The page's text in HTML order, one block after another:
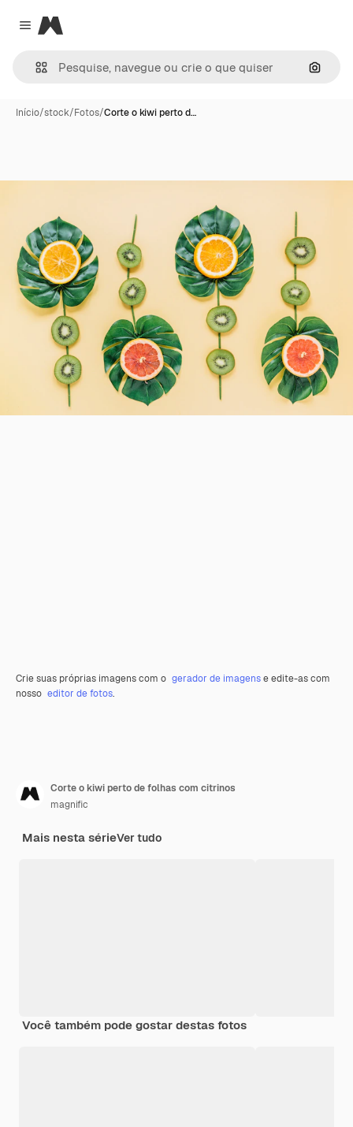
Close menu
Magnific
Início/stock/Fotos/Corte o kiwi perto d…
Crie suas próprias imagens com o gerador de imagense edite-as com
nosso editor de fotos.
Corte o kiwi perto de folhas com citrinos
magnific
Mais nesta sérieVer tudo
Você também pode gostar destas fotos